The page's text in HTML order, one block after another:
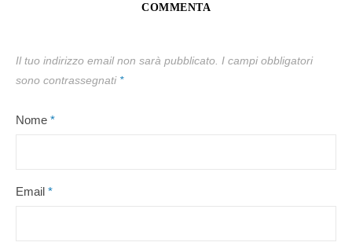
COMMENTA
Il tuo indirizzo email non sarà pubblicato. I campi obbligatori
sono contrassegnati *
Nome *
Email *